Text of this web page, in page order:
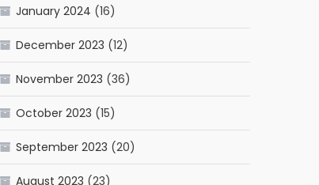
January 2024 (16)
December 2023 (12)
November 2023 (36)
October 2023 (15)
September 2023 (20)
August 2023 (23)